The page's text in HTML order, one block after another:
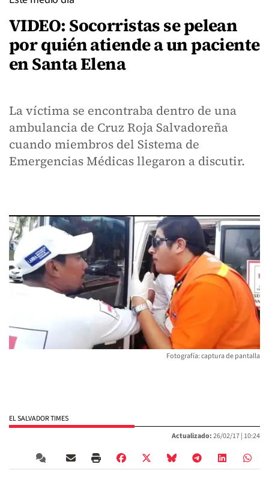
VIDEO: Socorristas se pelean
por quién atiende a un paciente
en Santa Elena
La víctima se encontraba dentro de una
ambulancia de Cruz Roja Salvadoreña
cuando miembros del Sistema de
Emergencias Médicas llegaron a discutir.
Fotografía: captura de pantalla
EL SALVADOR TIMES
Actualizado:26/02/17 | 10:24